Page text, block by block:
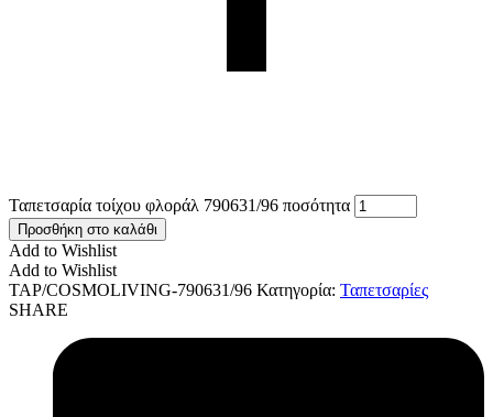
Ταπετσαρία τοίχου φλοράλ 790631/96 ποσότητα
Προσθήκη στο καλάθι
Add to Wishlist
Add to Wishlist
TAP/COSMOLIVING-790631/96 Κατηγορία: Ταπετσαρίες
SHARE